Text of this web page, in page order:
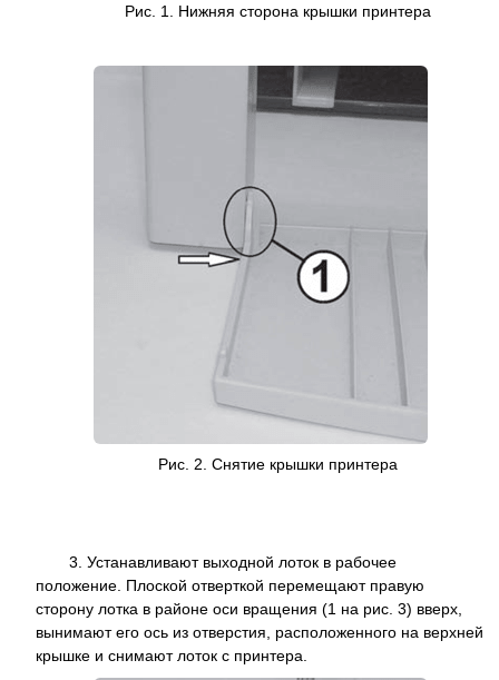
Рис. 1. Нижняя сторона крышки принтера
Рис. 2. Снятие крышки принтера
3. Устанавливают выходной лоток в рабочее
положение. Плоской отверткой перемещают правую
сторону лотка в районе оси вращения (1 на рис. 3) вверх,
вынимают его ось из отверстия, расположенного на верхней
крышке и снимают лоток с принтера.